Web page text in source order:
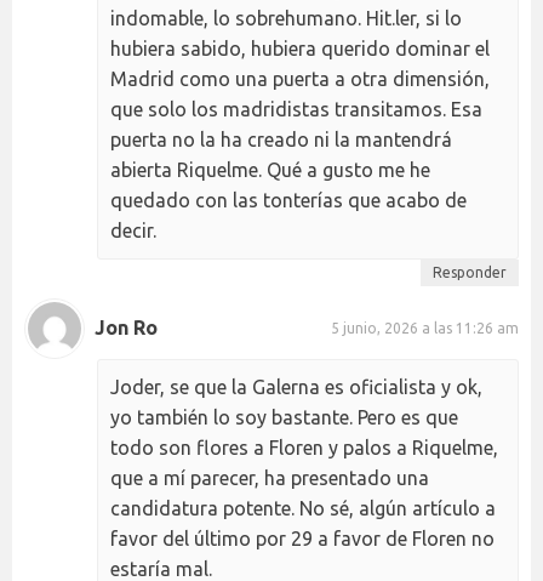
indomable, lo sobrehumano. Hit.ler, si lo
hubiera sabido, hubiera querido dominar el
Madrid como una puerta a otra dimensión,
que solo los madridistas transitamos. Esa
puerta no la ha creado ni la mantendrá
abierta Riquelme. Qué a gusto me he
quedado con las tonterías que acabo de
decir.
Responder
Jon Ro 5 junio, 2026 a las 11:26 am
Joder, se que la Galerna es oficialista y ok,
yo también lo soy bastante. Pero es que
todo son flores a Floren y palos a Riquelme,
que a mí parecer, ha presentado una
candidatura potente. No sé, algún artículo a
favor del último por 29 a favor de Floren no
estaría mal.